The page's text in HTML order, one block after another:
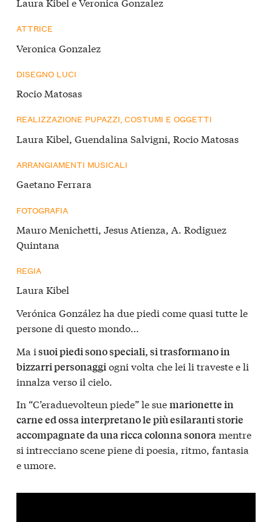
ATTRICE
Veronica Gonzalez
DISEGNO LUCI
Rocio Matosas
REALIZZAZIONE PUPAZZI, COSTUMI E OGGETTI
Laura Kibel, Guendalina Salvigni, Rocio Matosas
ARRANGIAMENTI MUSICALI
Gaetano Ferrara
FOTOGRAFIA
Mauro Menichetti, Jesus Atienza, A. Rodiguez
Quintana
REGIA
Laura Kibel
Verónica González ha due piedi come quasi tutte le
persone di questo mondo…
Ma isuoi piedi sono speciali, si trasformano in
bizzarri personaggiogni volta che lei li traveste e li
innalza verso il cielo.
In “C’eraduevolteun piede” le suemarionette in
carne ed ossa interpretano le più esilaranti storie
accompagnate da una ricca colonna sonoramentre
si intrecciano scene piene di poesia, ritmo, fantasia
e umore.